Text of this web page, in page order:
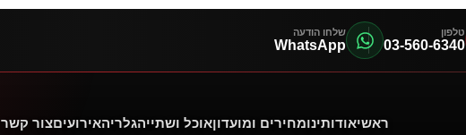
טלפון
03-560-6340
שלחו הודעה
WhatsApp
ראשיאודותינומחירים ומועדוןאוכל ושתייהגלריהאירועיםצור קשר